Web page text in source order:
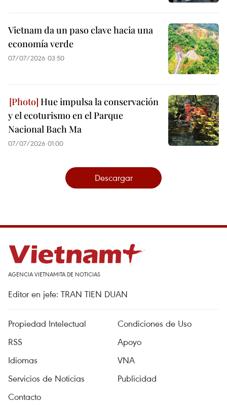
Vietnam da un paso clave hacia una
economía verde
07/07/2026 03:50
Hue impulsa la conservación
y el ecoturismo en el Parque
Nacional Bach Ma
07/07/2026 01:00
Descargar
AGENCIA VIETNAMITA DE NOTICIAS
Editor en jefe: TRAN TIEN DUAN
Propiedad Intelectual
Condiciones de Uso
RSS
Apoyo
Idiomas
VNA
Servicios de Noticias
Publicidad
Contacto